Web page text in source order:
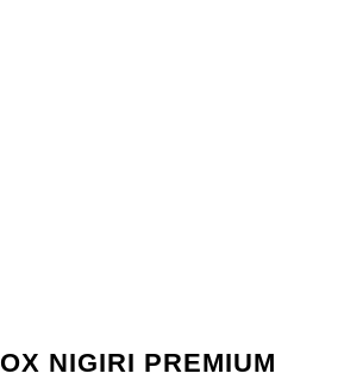
NIGIRI PREMIUM